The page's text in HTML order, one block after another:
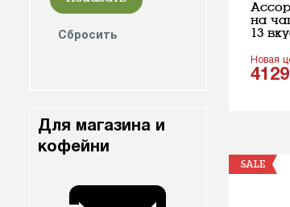
на
13
Новая
4129
SALE
Для магазина и
кофейни